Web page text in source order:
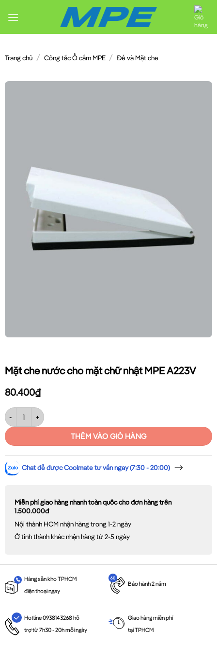
đến
Trang chủ / Công tắc Ổ cắm MPE / Đế và Mặt che
Mặt che nước cho mặt chữ nhật MPE A223V
80.400₫
Mặt che nước cho mặt chữ nhật MPE A223V số lượng
THÊM VÀO GIỎ HÀNG
Chat để được Coolmate tư vấn ngay (7:30 - 20:00)
Miễn phí giao hàng nhanh toàn quốc cho đơn hàng trên
1.500.000đ
Nội thành HCM nhận hàng trong 1-2 ngày
Ở tỉnh thành khác nhận hàng từ 2-5 ngày
Hàng sẵn kho TPHCM
điện thoại ngay
Bảo hành 2 năm
Hotline 0938143268 hỗ
trợ từ 7h30 - 20h mỗi ngày
Giao hàng miễn phí
tại TPHCM